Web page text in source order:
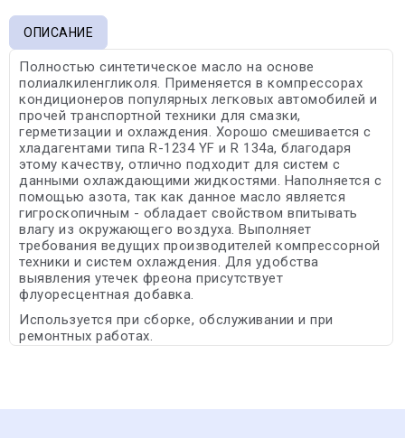
ОПИСАНИЕ
Полностью синтетическое масло на основе
полиалкиленгликоля. Применяется в компрессорах
кондиционеров популярных легковых автомобилей и
прочей транспортной техники для смазки,
герметизации и охлаждения. Хорошо смешивается с
хладагентами типа R-1234 YF и R 134a, благодаря
этому качеству, отлично подходит для систем с
данными охлаждающими жидкостями. Наполняется с
помощью азота, так как данное масло является
гигроскопичным - обладает свойством впитывать
влагу из окружающего воздуха. Выполняет
требования ведущих производителей компрессорной
техники и систем охлаждения. Для удобства
выявления утечек фреона присутствует
флуоресцентная добавка.
Используется при сборке, обслуживании и при
ремонтных работах.